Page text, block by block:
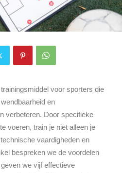
voor sporters die
en
verbeteren. Door specifieke
voeren, train je niet alleen je
vaardigheden en
bespreken we de voordelen
we vijf effectieve